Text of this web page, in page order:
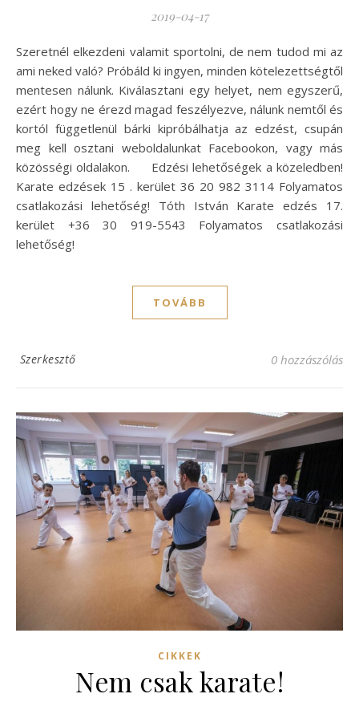
2019-04-17
Szeretnél elkezdeni valamit sportolni, de nem tudod mi az
ami neked való? Próbáld ki ingyen, minden kötelezettségtől
mentesen nálunk. Kiválasztani egy helyet, nem egyszerű,
ezért hogy ne érezd magad feszélyezve, nálunk nemtől és
kortól függetlenül bárki kipróbálhatja az edzést, csupán
meg kell osztani weboldalunkat Facebookon, vagy más
közösségi oldalakon. Edzési lehetőségek a közeledben!
Karate edzések 15 . kerület 36 20 982 3114 Folyamatos
csatlakozási lehetőség! Tóth István Karate edzés 17.
kerület +36 30 919-5543 Folyamatos csatlakozási
lehetőség!
TOVÁBB
Szerkesztő 0 hozzászólás
CIKKEK
Nem csak karate!